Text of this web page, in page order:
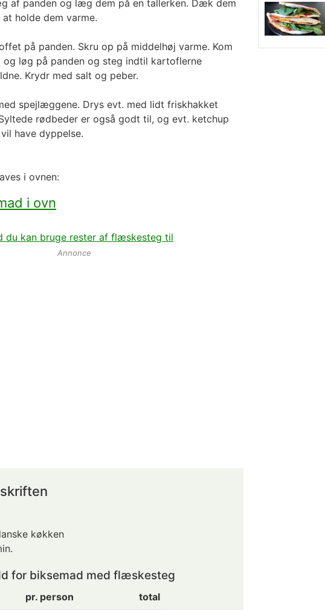
af panden og læg dem på en tallerken. Dæk dem
holde dem varme.
på panden. Skru op på middelhøj varme. Kom
løg på panden og steg indtil kartoflerne
Krydr med salt og peber.
spejlæggene. Drys evt. med lidt friskhakket
rødbeder er også godt til, og evt. ketchup
have dyppelse.
i ovnen:
i ovn
du kan bruge rester af flæskesteg til
Annonce
køkken
for biksemad med flæskesteg
pr. person total